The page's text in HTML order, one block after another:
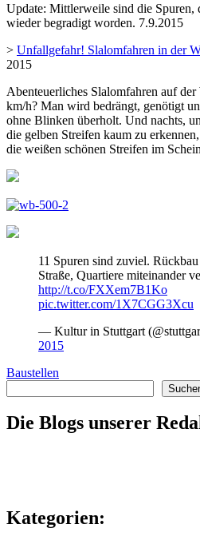
Update: Mittlerweile sind die Spuren,
wieder begradigt worden. 7.9.2015
> Unfallgefahr! Slalomfahren in der
2015
Abenteuerliches Slalomfahren auf
km/h? Man wird bedrängt, genötigt
ohne Blinken überholt. Und nachts,
die gelben Streifen kaum zu
die weißen schönen Streifen im
11 Spuren sind zuviel.
Straße, Quartiere miteinander
http://t.co/FXXem7B1Ko
pic.twitter.com/1X7CGG3Xcu
— Kultur in Stuttgart
2015
Baustellen
Die Blogs unserer
Kategorien: